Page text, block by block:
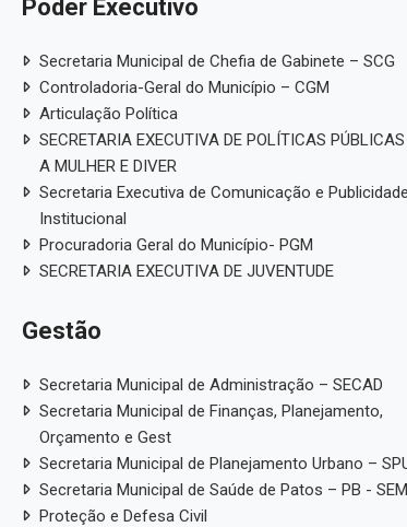
Poder Executivo
Secretaria Municipal de Chefia de Gabinete – SCG
Controladoria-Geral do Município – CGM
Articulação Política
SECRETARIA EXECUTIVA DE POLÍTICAS
A MULHER E DIVER
Secretaria Executiva de Comunicação e Publicidade
Institucional
Procuradoria Geral do Município- PGM
SECRETARIA EXECUTIVA DE JUVENTUDE
Gestão
Secretaria Municipal de Administração – SECAD
Secretaria Municipal de Finanças, Planejamento,
Orçamento e Gest
Secretaria Municipal de Planejamento Urbano –
Secretaria Municipal de Saúde de Patos – PB -
Proteção e Defesa Civil